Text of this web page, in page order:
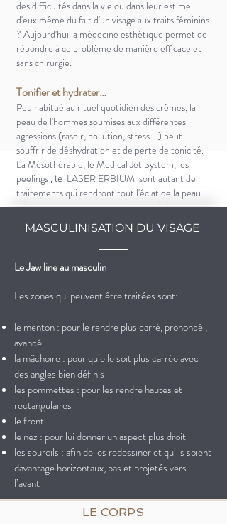
des difficultés dans la vie ou dans leur estime
d'eux même du fait d'un visage aux traits féminins
? Aujourd'hui la médecine esthétique permet de
répondre à ce problème de manière efficace et
sans chirurgie.
Tonifier et hydrater…
Peu habitué au rituel quotidien des crèmes, la
peau de l'hommes soumises aux différentes
agressions (rasoir, pollution, stress …) peut
souffrir de déshydration et de perte de tonicité.
La Mésothérapie, le Medical Jet System, les
peelings , le LASER ERBIUM sont autant de
traitements qui rendront tout l'éclat de la peau.
MASCULINISATION DU VISAGE
Le Jaw line au masculin
Les zones qui peuvent être traitées sont:
le menton : pour le rendre plus carré, prononcé ,
avancé
la mâchoire : pour qu’elle soit plus carrée avec
des angles bien définis
les pommettes : pour les rendre hautes et
rectangulaires
le front
le nez : pour lui donner un aspect plus droit
les sourcils : afin de les redessiner et qu’ils soient
davantage horizontaux, bas et projetés vers
l’avant
LE CORPS